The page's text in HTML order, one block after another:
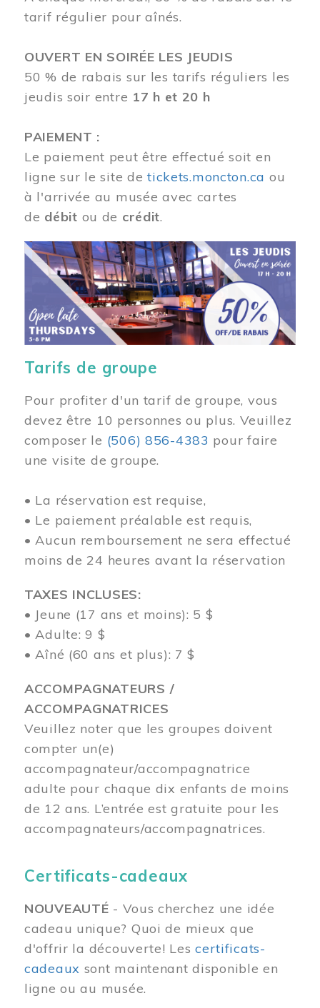
tarif régulier pour aînés.
OUVERT EN SOIRÉE LES JEUDIS
50 % de rabais sur les tarifs réguliers les
jeudis soir entre 17 h et 20 h
PAIEMENT :
Le paiement peut être effectué soit en
ligne sur le site detickets.moncton.ca ou
à l'arrivée au musée avec cartes
de débit ou de crédit.
Image
Tarifs de groupe
Pour profiter d'un tarif de groupe, vous
devez être 10 personnes ou plus. Veuillez
composer le (506) 856-4383 pour faire
une visite de groupe.
• La réservation est requise,
• Le paiement préalable est requis,
• Aucun remboursement ne sera effectué
moins de 24 heures avant la réservation
TAXES INCLUSES:
• Jeune (17 ans et moins): 5 $
• Adulte: 9 $
• Aîné (60 ans et plus): 7 $
ACCOMPAGNATEURS /
ACCOMPAGNATRICES
Veuillez noter que les groupes doivent
compter un(e)
accompagnateur/accompagnatrice
adulte pour chaque dix enfants de moins
de 12 ans. L’entrée est gratuite pour les
accompagnateurs/accompagnatrices.
Certificats-cadeaux
NOUVEAUTÉ - Vous cherchez une idée
cadeau unique? Quoi de mieux que
d'offrir la découverte! Lescertificats-
cadeaux sont maintenant disponible en
ligne ou au musée.